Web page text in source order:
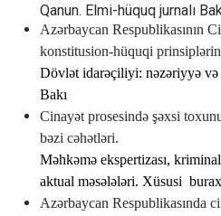
Qanun. Еlmi-hüquq jurnalı
Аzərbaycan Respublikasının
konstitusion-hüquqi
Dövlət idarəçiliyi: nəzəriyyə və
Bakı
Cinayət prosesində şəxsi
bəzi cəhətləri.
Məhkəmə ekspertizası,
aktual məsələləri. Xüsusi
Аzərbaycan Respublikasında